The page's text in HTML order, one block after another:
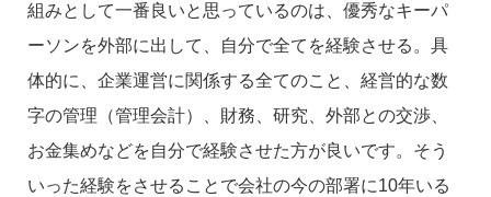
組みとして一番良いと思っているのは、優秀なキーパ
ーソンを外部に出して、自分で全てを経験させる。具
体的に、企業運営に関係する全てのこと、経営的な数
字の管理（管理会計）、財務、研究、外部との交渉、
お金集めなどを自分で経験させた方が良いです。そう
いった経験をさせることで会社の今の部署に10年いる